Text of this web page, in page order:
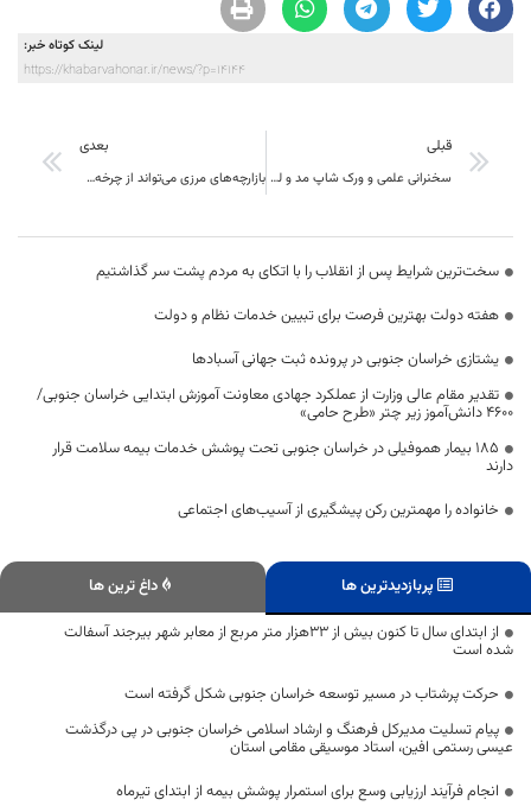
لینک کوتاه خبر:
https://khabarvahonar.ir/news/?p=14144
قبلی
سخنرانی علمی و ورک شاپ مد و لباس ایرانی و اسلامی در بیرجند برگزار شد
بعدی
بازارچه‌های مرزی می‌تواند از چرخه‌های مهم اقتصادی و عاملی برای توسعه صادرات تولیدات استان باشد
سخت‌ترین شرایط پس از انقلاب را با اتکای به مردم پشت سر گذاشتیم
هفته دولت بهترین فرصت برای تبیین خدمات نظام و دولت
یشتازی خراسان جنوبی در پرونده ثبت جهانی آسبادها
تقدیر مقام عالی وزارت از عملکرد جهادی معاونت آموزش ابتدایی خراسان جنوبی/
۴۶۰۰ دانش‌آموز زیر چتر «طرح حامی»
۱۸۵ بیمار هموفیلی در خراسان جنوبی تحت پوشش خدمات بیمه سلامت قرار
دارند
خانواده را مهمترین رکن پیشگیری از آسیب‌های اجتماعی
پربازدیدترین ها
داغ ترین ها
از ابتدای سال تا کنون بیش از ۳۳هزار متر مربع از معابر شهر بیرجند آسفالت
شده است
حرکت پرشتاب در مسیر توسعه خراسان جنوبی شکل گرفته است
پیام تسلیت مدیرکل فرهنگ و ارشاد اسلامی خراسان جنوبی در پی درگذشت
عیسی رستمی افین، استاد موسیقی مقامی استان
انجام فرآیند ارزیابی وسع برای استمرار پوشش بیمه از ابتدای تیرماه